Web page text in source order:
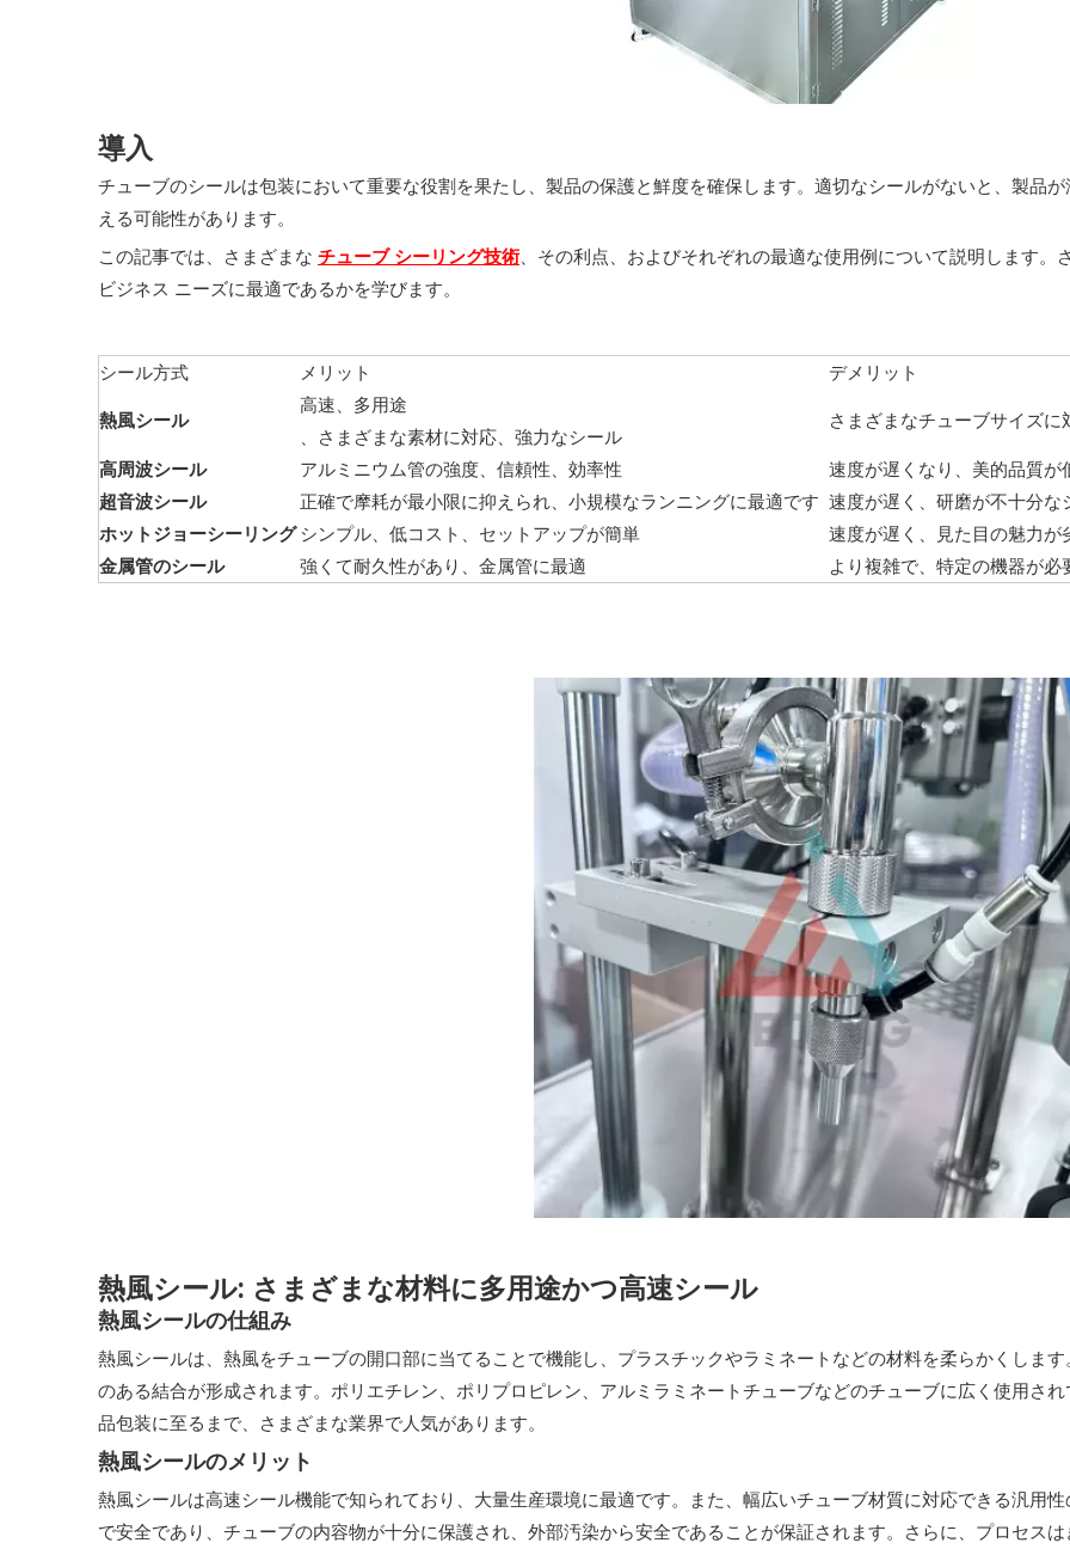
導入
チューブのシールは包装において重要な役割を果たし、製品の保護と鮮度を確保します。適切なシールがないと、製品
える可能性があります。
この記事では、さまざまな チューブ シーリング技術、その利点、およびそれぞれの最適な使用例について説明します
ビジネス ニーズに最適であるかを学びます。
シール方式 メリット
デメリット
熱風シール
高速、多用途
、さまざまな素材に対応、強力なシール
さまざまなチューブサイズ
高周波シール アルミニウム管の強度、信頼性、効率性
速度が遅くなり、美的品質
超音波シール
正確で摩耗が最小限に抑えられ、小規模なランニングに最適です 速度が遅く、研磨が不十分な
ホットジョーシーリング シンプル、低コスト、セットアップが簡単
速度が遅く、見た目の魅力が
金属管のシール
強くて耐久性があり、金属管に最適 より複雑で、特定の機器が必
熱風シール: さまざまな材料に多用途かつ高速シール
熱風シールの仕組み
熱風シールは、熱風をチューブの開口部に当てることで機能し、プラスチックやラミネートなどの材料を柔らかくしま
のある結合が形成されます。ポリエチレン、ポリプロピレン、アルミラミネートチューブなどのチューブに広く使用さ
品包装に至るまで、さまざまな業界で人気があります。
熱風シールのメリット
熱風シールは高速シール機能で知られており、大量生産環境に最適です。また、幅広いチューブ材質に対応できる汎用
で安全であり、チューブの内容物が十分に保護され、外部汚染から安全であることが保証されます。さらに、プロセス